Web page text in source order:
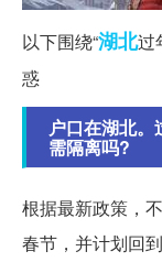
以下围绕“湖北过
惑
户口在湖北
需隔离吗?
根据最新政策，
春节，并计划回